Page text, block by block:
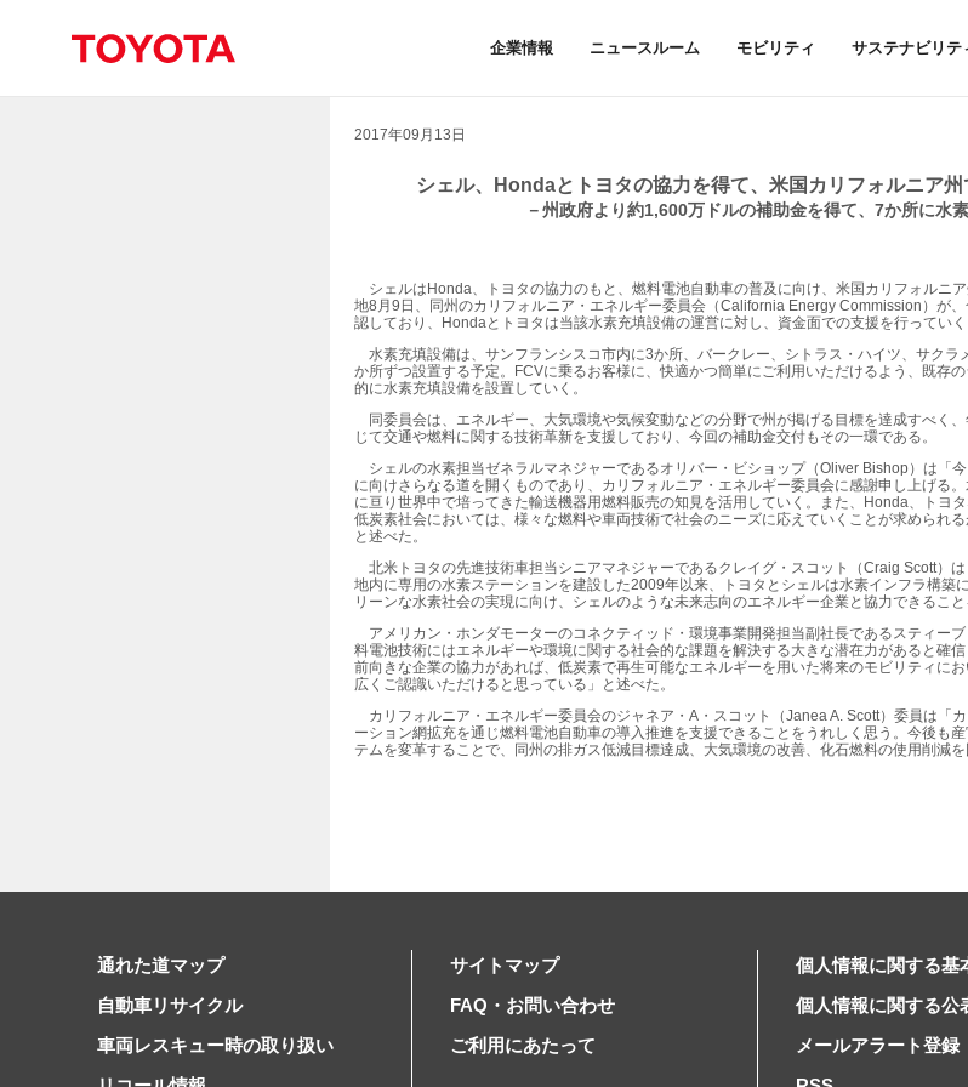
企業情報 ニュースルーム モビリティ サステナビリテ
2017年09月13日
シェル、Hondaとトヨタの協力を得て、米国カリフォルニア
－州政府より約1,600万ドルの補助金を得て、 7か所に水
シェルはHonda、トヨタの協力のもと、燃料電池自動車の普及に向け、米国カリフォルニ
地8月9日、同州のカリフォルニア・エネルギー委員会（California Energy Commission）が
認しており、Hondaとトヨタは当該水素充填設備の運営に対し、資金面での支援を行っていく
水素充填設備は、サンフランシスコ市内に3か所、バークレー、シトラス・ハイツ、サクラ
か所ずつ設置する予定。FCVに乗るお客様に、快適かつ簡単にご利用いただけるよう、既存
的に水素充填設備を設置していく。
同委員会は、エネルギー、大気環境や気候変動などの分野で州が掲げる目標を達成すべく
じて交通や燃料に関する技術革新を支援しており、今回の補助金交付もその一環である。
シェルの水素担当ゼネラルマネジャーであるオリバー・ビショップ（Oliver Bishop）は「
に向けさらなる道を開くものであり、カリフォルニア・エネルギー委員会に感謝申し上げる
に亘り世界中で培ってきた輸送機器用燃料販売の知見を活用していく。また、Honda、トヨ
低炭素社会においては、様々な燃料や車両技術で社会のニーズに応えていくことが求められ
と述べた。
北米トヨタの先進技術車担当シニアマネジャーであるクレイグ・スコット（Craig Scott）
地内に専用の水素ステーションを建設した2009年以来、トヨタとシェルは水素インフラ構築
リーンな水素社会の実現に向け、シェルのような未来志向のエネルギー企業と協力できること
アメリカン・ホンダモーターのコネクティッド・環境事業開発担当副社長であるスティー
料電池技術にはエネルギーや環境に関する社会的な課題を解決する大きな潜在力があると確
前向きな企業の協力があれば、低炭素で再生可能なエネルギーを用いた将来のモビリティに
広くご認識いただけると思っている」と述べた。
カリフォルニア・エネルギー委員会のジャネア・A・スコット（Janea A. Scott）委員は「
ーション網拡充を通じ燃料電池自動車の導入推進を支援できることをうれしく思う。今後も
テムを変革することで、同州の排ガス低減目標達成、大気環境の改善、化石燃料の使用削減を
通れた道マップ
自動車リサイクル
車両レスキュー時の取り扱い
サイトマップ
FAQ・お問い合わせ
ご利用にあたって
個人情報に関する基
個人情報に関する公
メールアラート登録